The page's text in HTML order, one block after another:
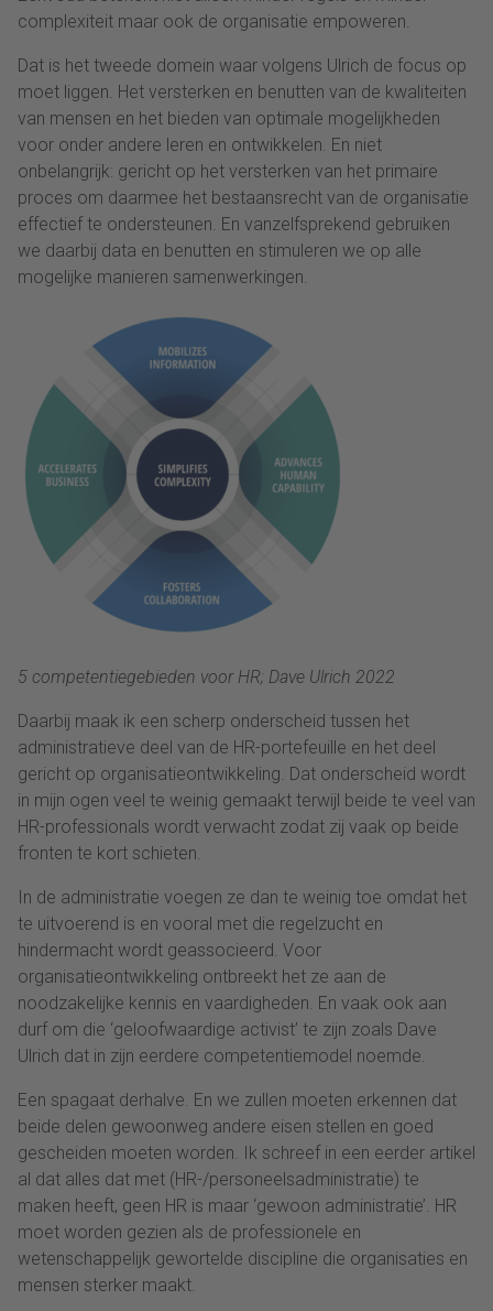
complexiteit maar ook de organisatie empoweren.
Dat is het tweede domein waar volgens Ulrich de focus op
moet liggen. Het versterken en benutten van de kwaliteiten
van mensen en het bieden van optimale mogelijkheden
voor onder andere leren en ontwikkelen. En niet
onbelangrijk: gericht op het versterken van het primaire
proces om daarmee het bestaansrecht van de organisatie
effectief te ondersteunen. En vanzelfsprekend gebruiken
we daarbij data en benutten en stimuleren we op alle
mogelijke manieren samenwerkingen.
5 competentiegebieden voor HR; Dave Ulrich 2022
Daarbij maak ik een scherp onderscheid tussen het
administratieve deel van de HR-portefeuille en het deel
gericht op organisatieontwikkeling. Dat onderscheid wordt
in mijn ogen veel te weinig gemaakt terwijl beide te veel van
HR-professionals wordt verwacht zodat zij vaak op beide
fronten te kort schieten.
In de administratie voegen ze dan te weinig toe omdat het
te uitvoerend is en vooral met die regelzucht en
hindermacht wordt geassocieerd. Voor
organisatieontwikkeling ontbreekt het ze aan de
noodzakelijke kennis en vaardigheden. En vaak ook aan
durf om die ‘geloofwaardige activist’ te zijn zoals Dave
Ulrich dat in zijn eerdere competentiemodel noemde.
Een spagaat derhalve. En we zullen moeten erkennen dat
beide delen gewoonweg andere eisen stellen en goed
gescheiden moeten worden. Ik schreef in een eerder artikel
al dat alles dat met (HR-/personeelsadministratie) te
maken heeft, geen HR is maar ‘gewoon administratie’. HR
moet worden gezien als de professionele en
wetenschappelijk gewortelde discipline die organisaties en
mensen sterker maakt.